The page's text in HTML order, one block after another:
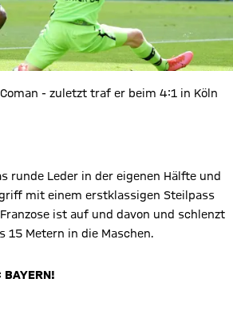
- zuletzt traf er beim 4:1 in Köln
runde Leder in der eigenen Hälfte und
mit einem erstklassigen Steilpass
ist auf und davon und schlenzt
15 Metern in die Maschen.
BAYERN!